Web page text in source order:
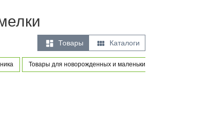
 Товары  Каталоги
Товары для новорожденных и маленьких детей